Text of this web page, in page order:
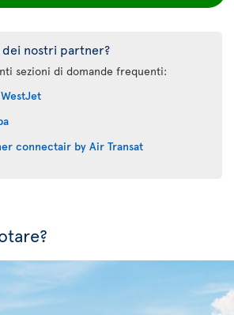
dei nostri partner?
sezioni di domande frequenti:
connectair by Air Transat